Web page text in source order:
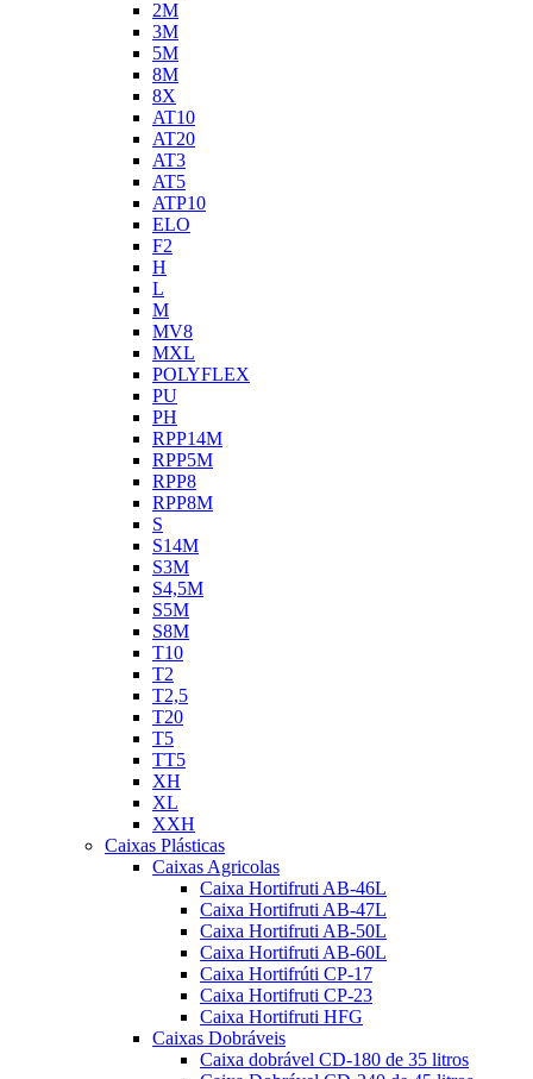
2M
3M
5M
8M
8X
AT10
AT20
AT3
AT5
ATP10
ELO
F2
H
L
M
MV8
MXL
POLYFLEX
PU
PH
RPP14M
RPP5M
RPP8
RPP8M
S
S14M
S3M
S4,5M
S5M
S8M
T10
T2
T2,5
T20
T5
TT5
XH
XL
XXH
Caixas Plásticas
Caixas Agricolas
Caixa Hortifruti AB-46L
Caixa Hortifruti AB-47L
Caixa Hortifruti AB-50L
Caixa Hortifruti AB-60L
Caixa Hortifrúti CP-17
Caixa Hortifruti CP-23
Caixa Hortifruti HFG
Caixas Dobráveis
Caixa dobrável CD-180 de 35 litros